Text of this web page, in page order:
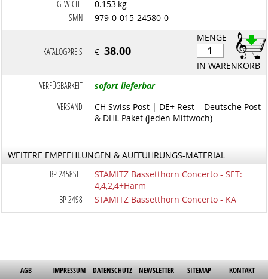
GEWICHT
0.153 kg
ISMN
979-0-015-24580-0
MENGE
IN WARENKORB
KATALOGPREIS €38.00
VERFÜGBARKEIT
sofort lieferbar
VERSAND
CH Swiss Post | DE+ Rest = Deutsche Post
& DHL Paket (jeden Mittwoch)
WEITERE EMPFEHLUNGEN & AUFFÜHRUNGS-MATERIAL
BP 2458SET
STAMITZ Bassetthorn Concerto - SET:
4,4,2,4+Harm
BP 2498
STAMITZ Bassetthorn Concerto - KA
AGB IMPRESSUM DATENSCHUTZ NEWSLETTER SITEMAP KONTAKT